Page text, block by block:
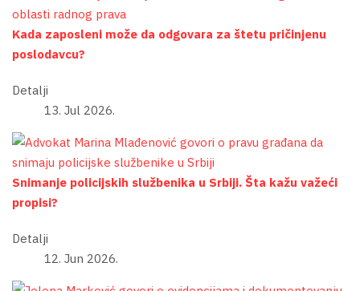
Kada zaposleni može da odgovara za štetu pričinjenu
poslodavcu?
Detalji
13. Jul 2026.
Snimanje policijskih službenika u Srbiji. Šta kažu važeći
propisi?
Detalji
12. Jun 2026.